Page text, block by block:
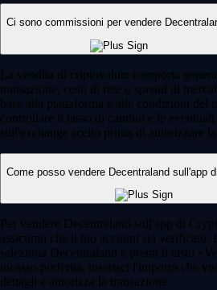
Ci sono commissioni per vendere
La vendita di criptovalute comporta
transazione, costi di rete o spread di
base alla piattaforma e alle condizioni del
controllare il tasso di cambio e le
sull'exchange scelto prima di autorizzare la
Come posso vendere Decentraland sull'app
Per vendere Decentraland sull'app di
assicurati che il tuo account sia verificato.
seleziona Decentraland e premi il tasto
incasso preferita, inserisci l'importo che
dettagli e autorizza la transazione.